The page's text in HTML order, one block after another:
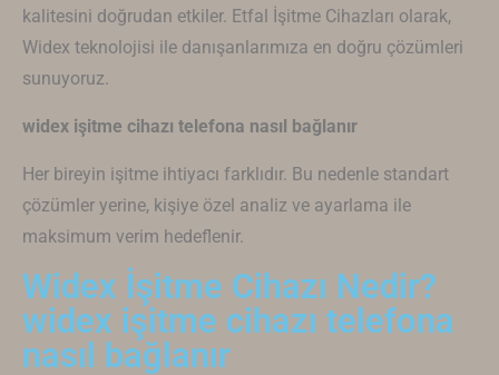
kalitesini doğrudan etkiler. Etfal İşitme Cihazları olarak,
Widex teknolojisi ile danışanlarımıza en doğru çözümleri
sunuyoruz.
widex işitme cihazı telefona nasıl bağlanır
Her bireyin işitme ihtiyacı farklıdır. Bu nedenle standart
çözümler yerine, kişiye özel analiz ve ayarlama ile
maksimum verim hedeflenir.
Widex İşitme Cihazı Nedir?
widex işitme cihazı telefona
nasıl bağlanır